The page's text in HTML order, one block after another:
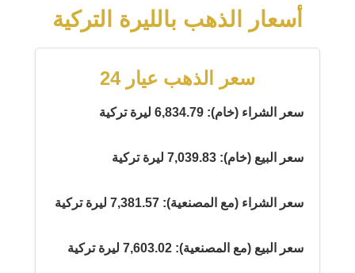
أسعار الذهب بالليرة التركية
سعر الذهب عيار 24
سعر الشراء (خام): 6,834.79 ليرة تركية
سعر البيع (خام): 7,039.83 ليرة تركية
سعر الشراء (مع المصنعية): 7,381.57 ليرة تركية
سعر البيع (مع المصنعية): 7,603.02 ليرة تركية